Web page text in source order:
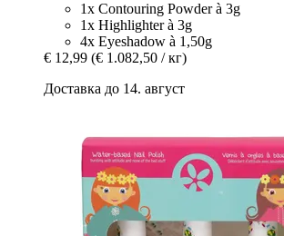
1x Contouring Powder à 3g
1x Highlighter à 3g
4x Eyeshadow à 1,50g
€ 12,99 (€ 1.082,50 / кг)
Доставка до 14. август